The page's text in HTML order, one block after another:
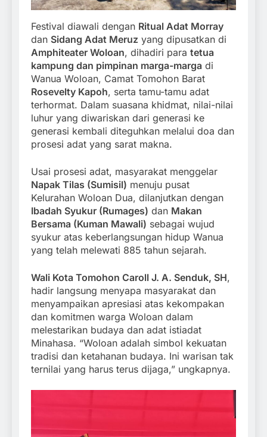
Festival diawali dengan Ritual Adat Morray
dan Sidang Adat Meruz yang dipusatkan di
Amphiteater Woloan, dihadiri para tetua
kampung dan pimpinan marga-marga di
Wanua Woloan, Camat Tomohon Barat
Rosevelty Kapoh, serta tamu-tamu adat
terhormat. Dalam suasana khidmat, nilai-nilai
luhur yang diwariskan dari generasi ke
generasi kembali diteguhkan melalui doa dan
prosesi adat yang sarat makna.
Usai prosesi adat, masyarakat menggelar
Napak Tilas (Sumisil) menuju pusat
Kelurahan Woloan Dua, dilanjutkan dengan
Ibadah Syukur (Rumages) dan Makan
Bersama (Kuman Mawali) sebagai wujud
syukur atas keberlangsungan hidup Wanua
yang telah melewati 885 tahun sejarah.
Wali Kota Tomohon Caroll J. A. Senduk, SH,
hadir langsung menyapa masyarakat dan
menyampaikan apresiasi atas kekompakan
dan komitmen warga Woloan dalam
melestarikan budaya dan adat istiadat
Minahasa. “Woloan adalah simbol kekuatan
tradisi dan ketahanan budaya. Ini warisan tak
ternilai yang harus terus dijaga,” ungkapnya.